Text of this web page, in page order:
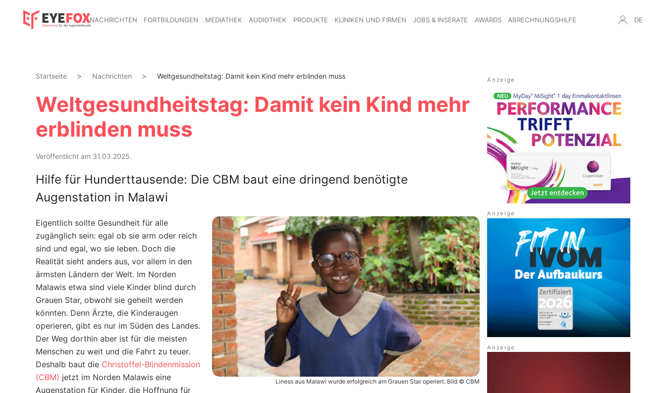
NACHRICHTEN FORTBILDUNGEN MEDIATHEK AUDIOTHEK PRODUKTE KLINIKEN UND FIRMEN JOBS & INSERATE AWARDS ABRECHNUNGSHILFE DE
Startseite Nachrichten Weltgesundheitstag: Damit kein Kind mehr erblinden muss
Weltgesundheitstag: Damit kein Kind mehr
erblinden muss
Veröffentlicht am 31.03.2025.
Hilfe für Hunderttausende: Die CBM baut eine dringend benötigte
Augenstation in Malawi
Liness aus Malawi wurde erfolgreich am Grauen Star operiert. Bild © CBM
Eigentlich sollte Gesundheit für alle
zugänglich sein: egal ob sie arm oder reich
sind und egal, wo sie leben. Doch die
Realität sieht anders aus, vor allem in den
ärmsten Ländern der Welt. Im Norden
Malawis etwa sind viele Kinder blind durch
Grauen Star, obwohl sie geheilt werden
könnten. Denn Ärzte, die Kinderaugen
operieren, gibt es nur im Süden des Landes.
Der Weg dorthin aber ist für die meisten
Menschen zu weit und die Fahrt zu teuer.
Deshalb baut die Christoffel-Blindenmission
(CBM) jetzt im Norden Malawis eine
Augenstation für Kinder, die Hoffnung für